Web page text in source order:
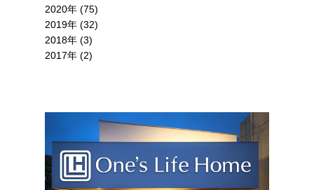
2020年 (75)
2019年 (32)
2018年 (3)
2017年 (2)